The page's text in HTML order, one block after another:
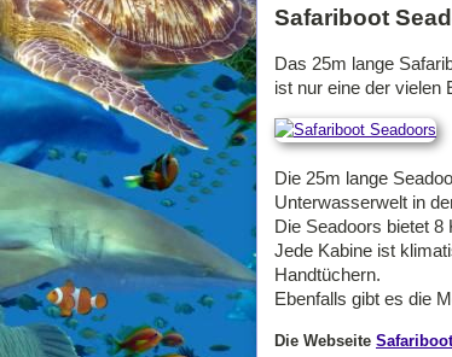
Safariboot
Das 25m lange
ist nur eine der vielen
Die 25m lange
Unterwasserwelt in
Die Seadoors bietet
Jede Kabine ist
Handtüchern.
Ebenfalls gibt es die
Die Webseite